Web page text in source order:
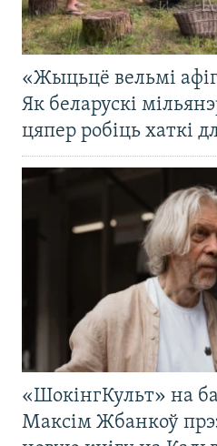
«Жыцьцё вельмі
Як беларускі
цяпер робіць хаткі
«ШокінгКульт» на
Максім Жбанкоў